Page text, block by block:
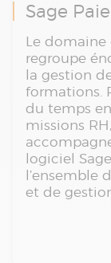
Sage
Le domaine
regroupe
la gestion
formations.
du temps
missions
logiciel
l’ensemble
et de